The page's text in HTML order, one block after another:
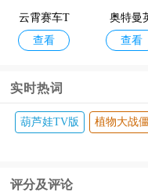
云霄赛车T
V版
查看
奥特曼
雄归来
查看
实时热词
葫芦娃TV版
评分及评论